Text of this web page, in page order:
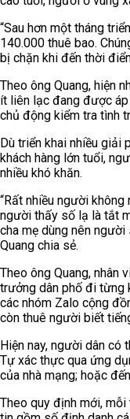
“Sau hơn một tháng
140.000 thuê bao.
bị chặn khi đến thời
Theo ông Quang, hiện
ít liên lạc đang được
chủ động kiểm tra tình
Dù triển khai nhiều giải
khách hàng lớn tuổi,
nhiều khó khăn.
“Rất nhiều người
người thấy số lạ là tắt
cha mẹ dùng nên
Quang chia sẻ.
Theo ông Quang, nhân
trưởng dân phố đi từng
các nhóm Zalo cộng
còn thuê người biết
Hiện nay, người dân có
Tự xác thực qua ứng
của nhà mạng; hoặc
Theo quy định mới,